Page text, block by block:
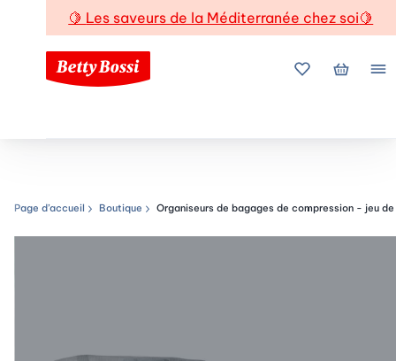
🍋 Les saveurs de la Méditerranée chez soi🍋
Mes favoris
Mon
Chemin de navigation
Page d’accueil Boutique Organiseurs de bagages de compression - jeu de